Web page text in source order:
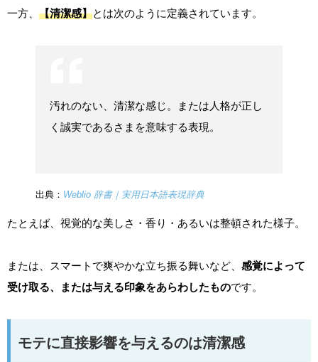
一方、 【清潔感】とは次のように定義されています。
汚れのない、清潔な感じ。または人格が正し
く誠実であるさまを意味する表現。
出典： Weblio 辞書｜実用日本語表現辞典
たとえば、視覚的な美しさ・香り・あるいは整頓された様子。
または、スマートで爽やかな立ち振る舞いなど、 感覚によって
受け取る、または与える印象をあらわしたものです。
モテに直接影響を与えるのは清潔感